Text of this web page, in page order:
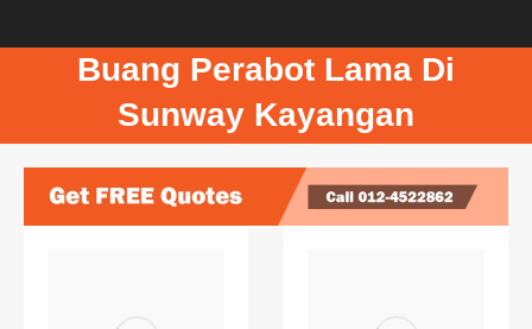
Buang Perabot Lama Di
Sunway Kayangan